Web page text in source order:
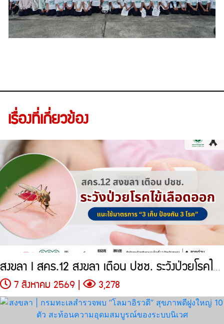
เรื่องที่เกี่ยวข้อง
สงขลา l สคร.12 สงขลา เตือน ปชช. ระวังป่วยโรคไข้เลือดออก แนะใช้มาตรการ
7 สิงหาคม 2569 | 3,278